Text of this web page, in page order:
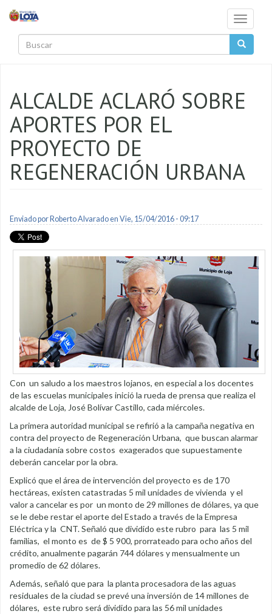
Toggle
ALCALDE ACLARÓ SOBRE
APORTES POR EL
PROYECTO DE
REGENERACIÓN URBANA
Enviado por Roberto Alvaradoen Vie, 15/04/2016 - 09:17
Con un saludo a los maestros lojanos, en especial a los docentes
de las escuelas municipales inició la rueda de prensa que realiza el
alcalde de Loja, José Bolívar Castillo, cada miércoles.
La primera autoridad municipal se refirió a la campaña negativa en
contra del proyecto de Regeneración Urbana, que buscan alarmar
a la ciudadanía sobre costos exagerados que supuestamente
deberán cancelar por la obra.
Explicó que el área de intervención del proyecto es de 170
hectáreas, existen catastradas 5 mil unidades de vivienda y el
valor a cancelar es por un monto de 29 millones de dólares, ya que
se le debe restar el aporte del Estado a través de la Empresa
Eléctrica y la CNT. Señaló que dividido este rubro para las 5 mil
familias, el monto es de $ 5 900, prorrateado para ocho años del
crédito, anualmente pagarán 744 dólares y mensualmente un
promedio de 62 dólares.
Además, señaló que para la planta procesadora de las aguas
residuales de la ciudad se prevé una inversión de 14 millones de
dólares, este rubro será dividido para las 56 mil unidades